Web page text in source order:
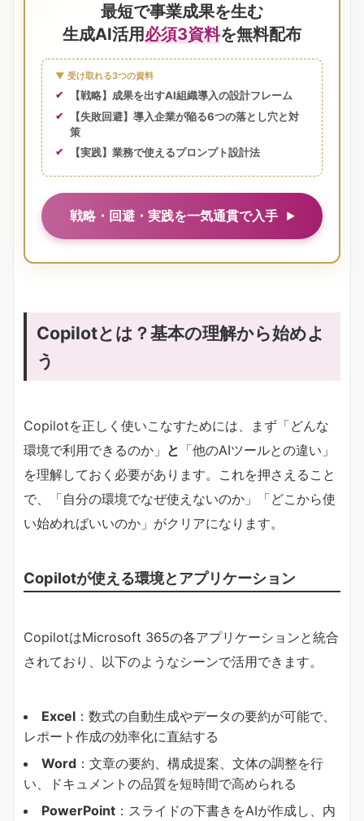
最短で事業成果を生む
生成AI活用必須3資料を無料配布
▼ 受け取れる3つの資料
【戦略】成果を出すAI組織導入の設計フレーム
【失敗回避】導入企業が陥る6つの落とし穴と対
策
【実践】業務で使えるプロンプト設計法
戦略・回避・実践を一気通貫で入手
Copilotとは？基本の理解から始めよ
う
Copilotを正しく使いこなすためには、まず「どんな
環境で利用できるのか」 と 「他のAIツールとの違い」
を理解しておく必要があります。これを押さえること
で、「自分の環境でなぜ使えないのか」「どこから使
い始めればいいのか」がクリアになります。
Copilotが使える環境とアプリケーション
CopilotはMicrosoft 365の各アプリケーションと統合
されており、以下のようなシーンで活用できます。
Excel ：数式の自動生成やデータの要約が可能で、
レポート作成の効率化に直結する
Word ：文章の要約、構成提案、文体の調整を行
い、ドキュメントの品質を短時間で高められる
PowerPoint ：スライドの下書きをAIが作成し、内